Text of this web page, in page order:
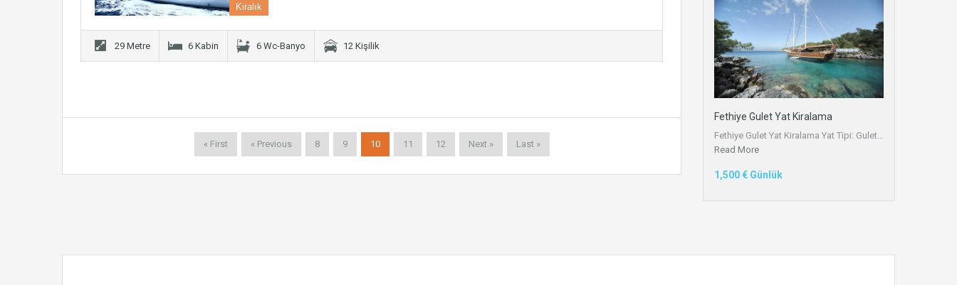
Kiralık
29 Metre 6 Kabin 6 Wc-Banyo 12 Kişilik
« First « Previous 8 9 10 11 12 Next » Last »
Fethiye Gulet Yat Kiralama
Fethiye Gulet Yat Kiralama Yat Tipi: Gulet…
Read More
1,500 € Günlük